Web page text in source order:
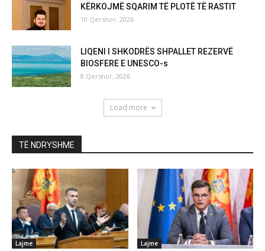
KËRKOJMË SQARIM TË PLOTË TË RASTIT
10 Qershor, 2026
LIQENI I SHKODRËS SHPALLET REZERVË
BIOSFERE E UNESCO-s
8 Qershor, 2026
Load more
TË NDRYSHME
Lajme Lajme